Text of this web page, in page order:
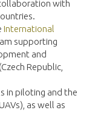
with
International
supporting
and
Republic,
in piloting and the
as well as